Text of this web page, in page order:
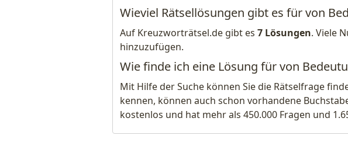
Wieviel Rätsellösungen gibt es für von
Auf Kreuzworträtsel.de gibt es 7 Lösungen. Viele
hinzuzufügen.
Wie finde ich eine Lösung für von
Mit Hilfe der Suche können Sie die Rätselfrage
kennen, können auch schon vorhandene
kostenlos und hat mehr als 450.000 Fragen und